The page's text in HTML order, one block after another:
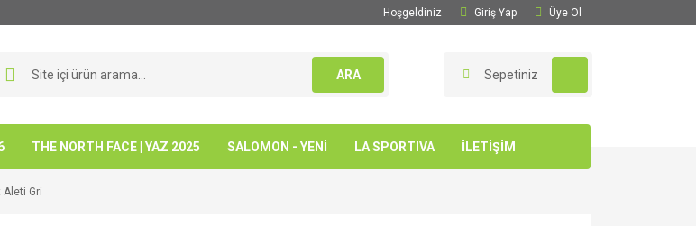
Hoşgeldiniz Giriş Yap Üye Ol
ARA Sepetiniz
THE NORTH FACE | YAZ 2025 SALOMON - YENİ LA SPORTIVA İLETİŞİM
Aleti Gri